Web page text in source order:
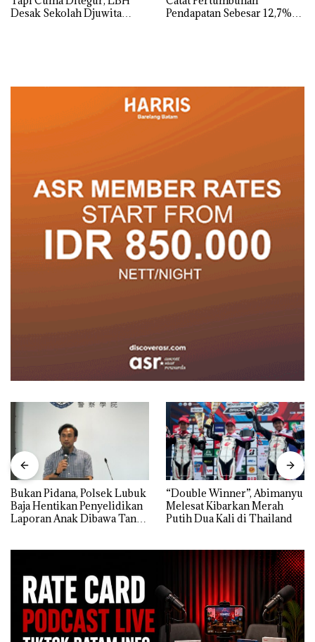
Desak Sekolah Djuwita
Pendapatan Sebesar 12,7%
Bukan Pidana, Polsek Lubuk
Baja Hentikan Penyelidikan
Laporan Anak Dibawa Tanpa
“Double Winner”, Abimanyu
Melesat Kibarkan Merah
Putih Dua Kali di Thailand